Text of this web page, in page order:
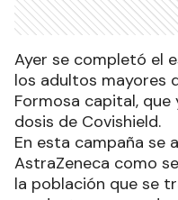
Ayer se completó el
los adultos mayores
Formosa capital,
dosis de Covishield.
En esta campaña se
AstraZeneca como
la población que se